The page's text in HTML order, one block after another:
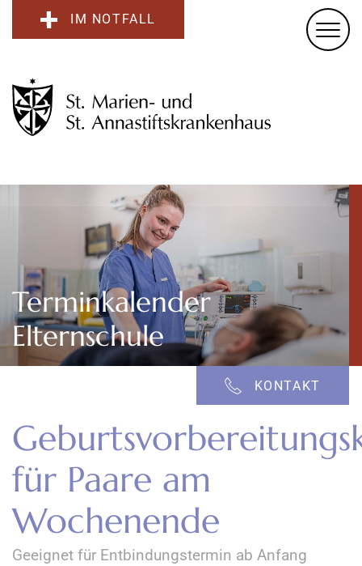
IM NOTFALL
Terminkalender
Elternschule
KONTAKT
für Paare am
Wochenende
Geeignet für Entbindungstermin ab Anfang